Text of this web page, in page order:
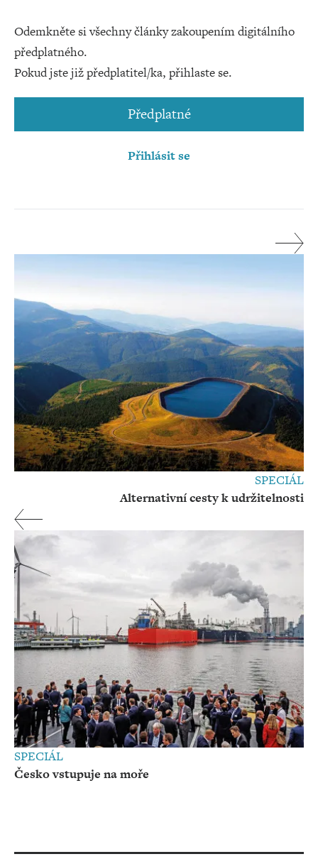
Odemkněte si všechny články zakoupením digitálního
předplatného.
Pokud jste již předplatitel/ka, přihlaste se.
Předplatné
Přihlásit se
SPECIÁL
Alternativní cesty k udržitelnosti
SPECIÁL
Česko vstupuje na moře